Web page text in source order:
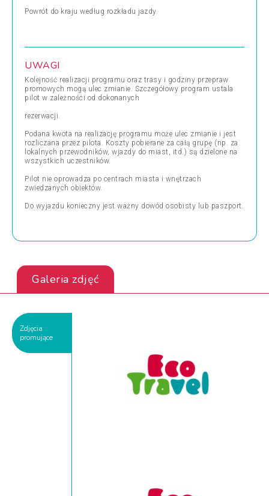
Powrót do kraju według rozkładu jazdy.
UWAGI
Kolejność realizacji programu oraz trasy i godziny przepraw
promowych mogą ulec zmianie. Szczegółowy program ustala
pilot w zależności od dokonanych
rezerwacji.
Podana kwota na realizację programu może ulec zmianie i jest
rozliczana przez pilota. Koszty pobierane za całą grupę (np. za
lokalnych przewodników, wjazdy do miast, itd.) są dzielone na
wszystkich uczestników.
Pilot nie oprowadza po centrach miasta i wnętrzach
zwiedzanych obiektów.
Do wyjazdu konieczny jest ważny dowód osobisty lub paszport.
Galeria zdjęć
Zdjęcia
promujące